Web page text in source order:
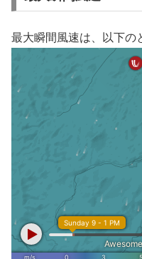
最大瞬間風速は、以下の